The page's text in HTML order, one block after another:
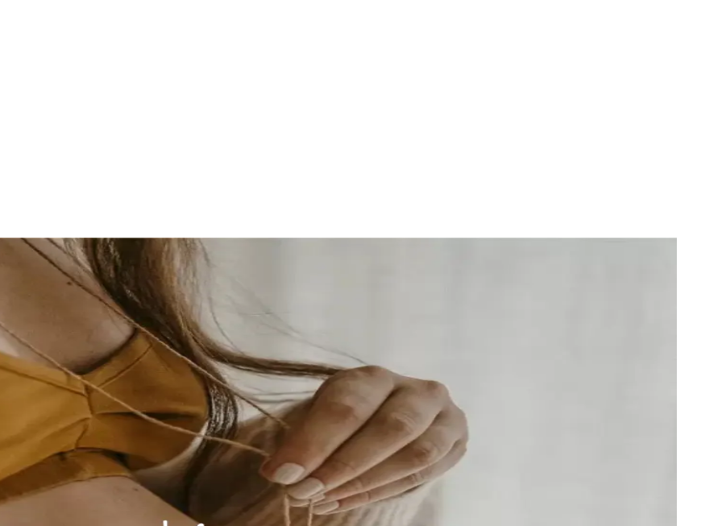
| Marche-en-Famenne, Belgique